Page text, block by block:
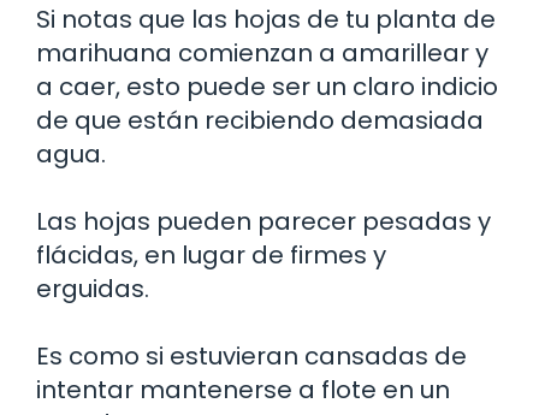
Si notas que las hojas de tu planta de
marihuana comienzan a amarillear y
a caer, esto puede ser un claro indicio
de que están recibiendo demasiada
agua.
Las hojas pueden parecer pesadas y
flácidas, en lugar de firmes y
erguidas.
Es como si estuvieran cansadas de
intentar mantenerse a flote en un